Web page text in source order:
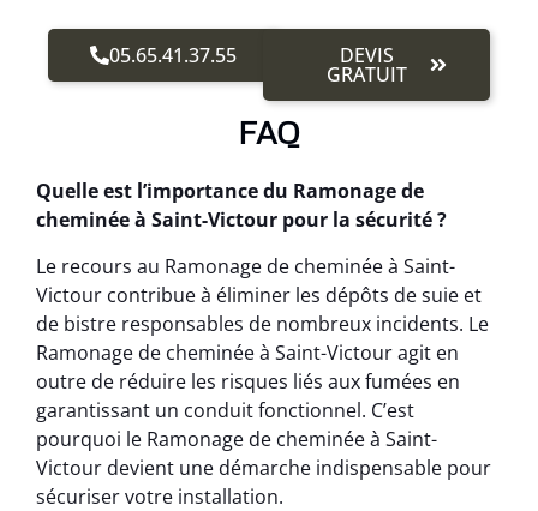
05.65.41.37.55 DEVIS
GRATUIT
FAQ
Quelle est l’importance du Ramonage de
cheminée à Saint-Victour pour la sécurité ?
Le recours au Ramonage de cheminée à Saint-
Victour contribue à éliminer les dépôts de suie et
de bistre responsables de nombreux incidents. Le
Ramonage de cheminée à Saint-Victour agit en
outre de réduire les risques liés aux fumées en
garantissant un conduit fonctionnel. C’est
pourquoi le Ramonage de cheminée à Saint-
Victour devient une démarche indispensable pour
sécuriser votre installation.